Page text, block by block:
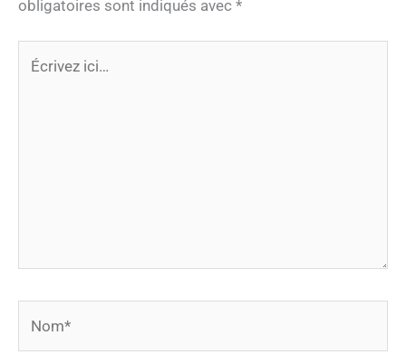
obligatoires sont indiqués avec *